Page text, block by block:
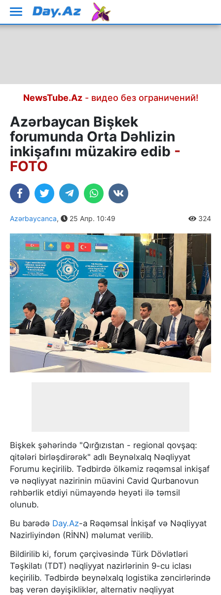
NewsTube.Az- видео без ограничений!
Azərbaycan Bişkek
forumunda Orta Dəhlizin
inkişafını müzakirə edib -
FOTO
Azərbaycanca, 25 Апр. 10:49 324
Bişkek şəhərində "Qırğızıstan - regional qovşaq:
qitələri birləşdirərək" adlı Beynəlxalq Nəqliyyat
Forumu keçirilib. Tədbirdə ölkəmiz rəqəmsal inkişaf
və nəqliyyat nazirinin müavini Cavid Qurbanovun
rəhbərlik etdiyi nümayəndə heyəti ilə təmsil
olunub.
Bu barədə Day.Az-a Rəqəmsal İnkişaf və Nəqliyyat
Nazirliyindən (RİNN) məlumat verilib.
Bildirilib ki, forum çərçivəsində Türk Dövlətləri
Təşkilatı (TDT) nəqliyyat nazirlərinin 9-cu iclası
keçirilib. Tədbirdə beynəlxalq logistika zəncirlərində
baş verən dəyişikliklər, alternativ nəqliyyat